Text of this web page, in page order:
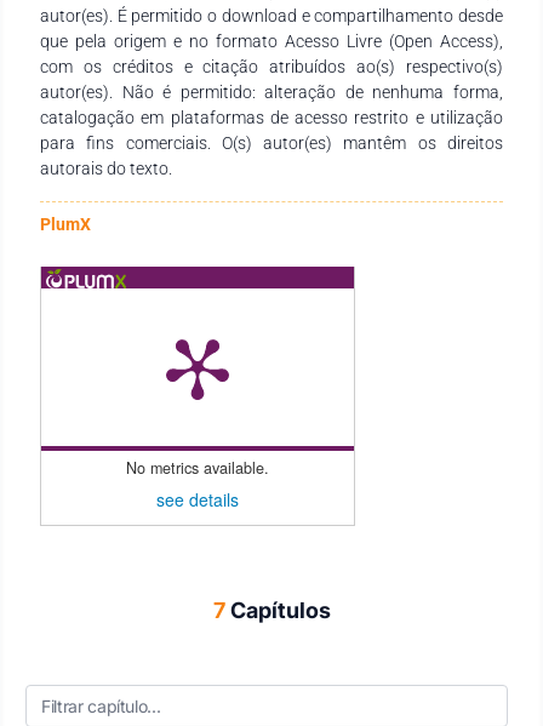
autor(es). É permitido o download e compartilhamento desde
que pela origem e no formato Acesso Livre (Open Access),
com os créditos e citação atribuídos ao(s) respectivo(s)
autor(es). Não é permitido: alteração de nenhuma forma,
catalogação em plataformas de acesso restrito e utilização
para fins comerciais. O(s) autor(es) mantêm os direitos
autorais do texto.
PlumX
No metrics available.
see details
7Capítulos